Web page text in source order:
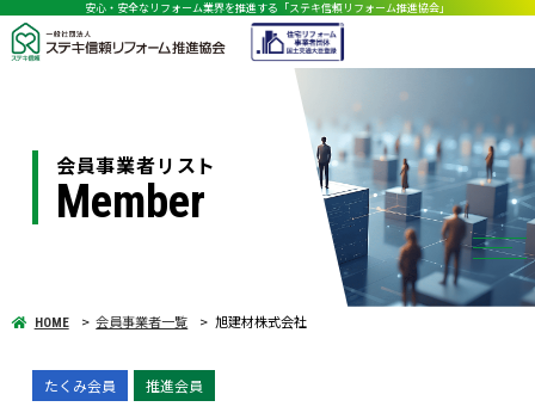
安心・安全なリフォーム業界を推進する「ステキ信頼リフォーム推進協会」
会員事業者リスト
Member
HOME 会員事業者一覧 旭建材株式会社
たくみ会員 推進会員